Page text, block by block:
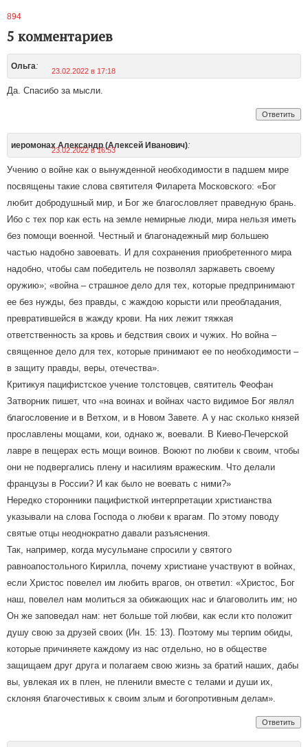
894
5 комментариев
Ольга: 23.02.2022 в 17:18
Да. Спасибо за мысли.
Ответить
иеромонах Александр (Алексей Иванович):
23.02.2022 в 16:53
Учению о войне как о вынужденной необходимости в падшем мире
посвящены такие слова святителя Филарета Московского: «Бог
любит добродушный мир, и Бог же благословляет праведную брань.
Ибо с тех пор как есть на земле немирные люди, мира нельзя иметь
без помощи военной. Честный и благонадежный мир большею
частью надобно завоевать. И для сохранения приобретенного мира
надобно, чтобы сам победитель не позволял заржаветь своему
оружию»; «война – страшное дело для тех, которые предпринимают
ее без нужды, без правды, с жаждою корысти или преобладания,
превратившейся в жажду крови. На них лежит тяжкая
ответственность за кровь и бедствия своих и чужих. Но война –
священное дело для тех, которые принимают ее по необходимости –
в защиту правды, веры, отечества».
Критикуя пацифистское учение толстовцев, святитель Феофан
Затворник пишет, что «на воинах и войнах часто видимое Бог являл
благословение и в Ветхом, и в Новом Завете. А у нас сколько князей
прославлены мощами, кои, однако ж, воевали. В Киево-Печерской
лавре в пещерах есть мощи воинов. Воюют по любви к своим, чтобы
они не подвергались плену и насилиям вражеским. Что делали
французы в России? И как было не воевать с ними?»
Нередко сторонники пацифисткой интерпретации христианства
указывали на слова Господа о любви к врагам. По этому поводу
святые отцы неоднократно давали разъяснения.
Так, например, когда мусульмане спросили у святого
равноапостольного Кирилла, почему христиане участвуют в войнах,
если Христос повелел им любить врагов, он ответил: «Христос, Бог
наш, повелел нам молиться за обижающих нас и благоволить им; но
Он же заповедал нам: нет больше той любви, как если кто положит
душу свою за друзей своих (Ин. 15: 13). Поэтому мы терпим обиды,
которые причиняете каждому из нас отдельно, но в обществе
защищаем друг друга и полагаем свою жизнь за братий наших, дабы
вы, увлекая их в плен, не пленили вместе с телами и души их,
склоняя благочестивых к своим злым и богопротивным делам».
Ответить